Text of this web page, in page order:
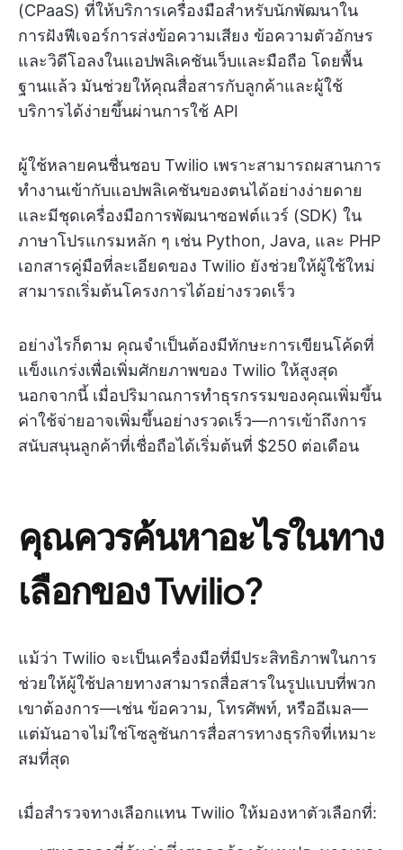
(CPaaS) ที่ให้บริการเครื่องมือสำหรับนักพัฒนาใน
การฝังฟีเจอร์การส่งข้อความเสียง ข้อความตัวอักษร
และวิดีโอลงในแอปพลิเคชันเว็บและมือถือ โดยพื้น
ฐานแล้ว มันช่วยให้คุณสื่อสารกับลูกค้าและผู้ใช้
บริการได้ง่ายขึ้นผ่านการใช้ API
ผู้ใช้หลายคนชื่นชอบ Twilio เพราะสามารถผสานการ
ทำงานเข้ากับแอปพลิเคชันของตนได้อย่างง่ายดาย
และมีชุดเครื่องมือการพัฒนาซอฟต์แวร์ (SDK) ใน
ภาษาโปรแกรมหลัก ๆ เช่น Python, Java, และ PHP
เอกสารคู่มือที่ละเอียดของ Twilio ยังช่วยให้ผู้ใช้ใหม่
สามารถเริ่มต้นโครงการได้อย่างรวดเร็ว
อย่างไรก็ตาม คุณจำเป็นต้องมีทักษะการเขียนโค้ดที่
แข็งแกร่งเพื่อเพิ่มศักยภาพของ Twilio ให้สูงสุด
นอกจากนี้ เมื่อปริมาณการทำธุรกรรมของคุณเพิ่มขึ้น
ค่าใช้จ่ายอาจเพิ่มขึ้นอย่างรวดเร็ว—การเข้าถึงการ
สนับสนุนลูกค้าที่เชื่อถือได้เริ่มต้นที่ $250 ต่อเดือน
คุณควรค้นหาอะไรในทาง
เลือกของ Twilio?
แม้ว่า Twilio จะเป็นเครื่องมือที่มีประสิทธิภาพในการ
ช่วยให้ผู้ใช้ปลายทางสามารถสื่อสารในรูปแบบที่พวก
เขาต้องการ—เช่น ข้อความ, โทรศัพท์, หรืออีเมล—
แต่มันอาจไม่ใช่โซลูชันการสื่อสารทางธุรกิจที่เหมาะ
สมที่สุด
เมื่อสำรวจทางเลือกแทน Twilio ให้มองหาตัวเลือกที่: